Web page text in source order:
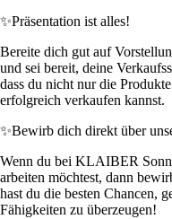
✨Präsentation ist alles!
Bereite dich gut auf
und sei bereit, deine
dass du nicht nur die
erfolgreich verkaufen kannst.
✨Bewirb dich direkt über
Wenn du bei KLAIBER
arbeiten möchtest, dann
hast du die besten Chancen,
Fähigkeiten zu überzeugen!